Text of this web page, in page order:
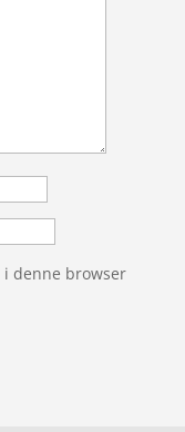
i denne browser